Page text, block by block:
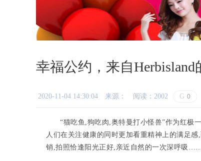
幸福公约，来自
2020-11-04 14:30:04 来源： 阅读：2002 G 0
“猫吃鱼,狗吃肉,奥特曼打小怪兽”作为红极
人们在关注健康的同时更加看重精神上的满足
销,拍照恰逢阳光正好,亲近自然的一次深呼吸